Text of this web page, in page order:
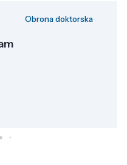
Obrona doktorska